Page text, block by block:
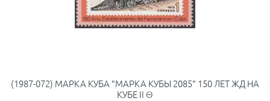
(1987-072) МАРКА КУБА "МАРКА КУБЫ 2085" 150 ЛЕТ ЖД НА
КУБЕ II Θ